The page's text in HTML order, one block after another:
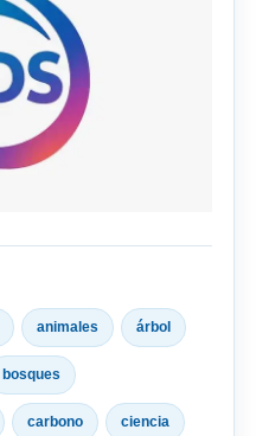
animales árbol
bosques
carbono ciencia